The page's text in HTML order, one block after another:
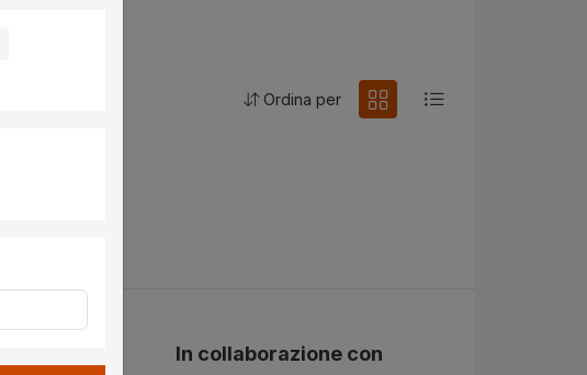
Ordina per
In collaborazione con